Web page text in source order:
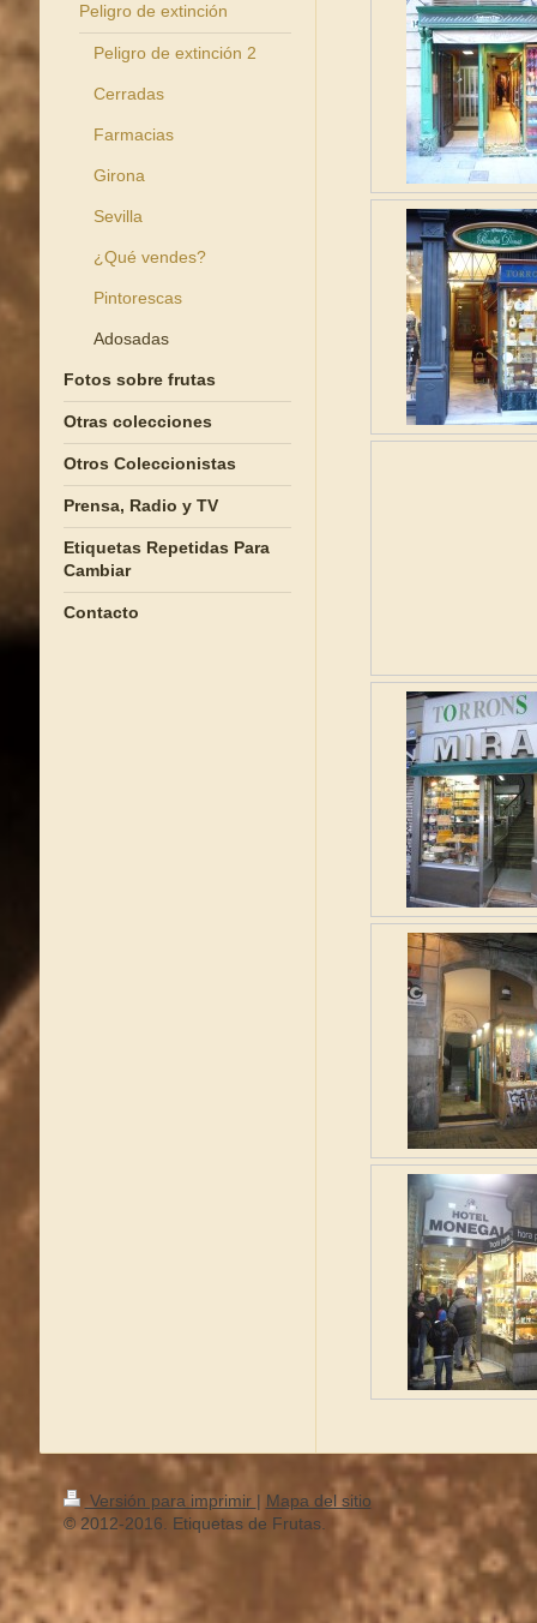
Peligro de extinción
Peligro de extinción 2
Cerradas
Farmacias
Girona
Sevilla
¿Qué vendes?
Pintorescas
Adosadas
Fotos sobre frutas
Otras colecciones
Otros Coleccionistas
Prensa, Radio y TV
Etiquetas Repetidas Para
Cambiar
Contacto
Versión para imprimir | Mapa del sitio
© 2012-2016. Etiquetas de Frutas.